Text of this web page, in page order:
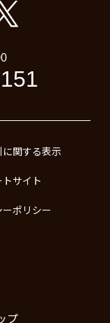
関する表示
サイト
ポリシー
プ